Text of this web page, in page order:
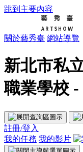
跳到主要內容
關於藝秀臺 網站導覽
新北市私
職業學校
註冊/登入
我的任務 我的影片